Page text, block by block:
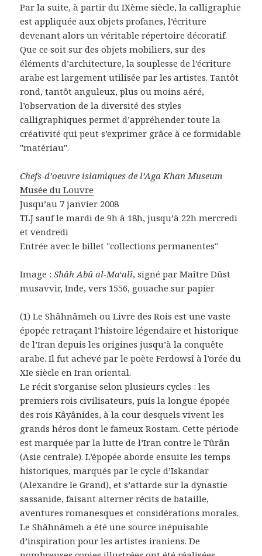
Par la suite, à partir du IXème siècle, la calligraphie
est appliquée aux objets profanes, l’écriture
devenant alors un véritable répertoire décoratif.
Que ce soit sur des objets mobiliers, sur des
éléments d’architecture, la souplesse de l’écriture
arabe est largement utilisée par les artistes. Tantôt
rond, tantôt anguleux, plus ou moins aéré,
l’observation de la diversité des styles
calligraphiques permet d’appréhender toute la
créativité qui peut s’exprimer grâce à ce formidable
"matériau".
Chefs-d’oeuvre islamiques de l’Aga Khan Museum
Musée du Louvre
Jusqu’au 7 janvier 2008
TLJ sauf le mardi de 9h à 18h, jusqu’à 22h mercredi
et vendredi
Entrée avec le billet "collections permanentes"
Image :Shâh Abû al-Ma‘alî, signé par Maître Dûst
musavvir, Inde, vers 1556, gouache sur papier
(1) Le Shâhnâmeh ou Livre des Rois est une vaste
épopée retraçant l’histoire légendaire et historique
de l’Iran depuis les origines jusqu’à la conquête
arabe. Il fut achevé par le poète Ferdowsî à l’orée du
XIe siècle en Iran oriental.
Le récit s’organise selon plusieurs cycles : les
premiers rois civilisateurs, puis la longue épopée
des rois Kâyânides, à la cour desquels vivent les
grands héros dont le fameux Rostam. Cette période
est marquée par la lutte de l’Iran contre le Tûrân
(Asie centrale). L’épopée aborde ensuite les temps
historiques, marqués par le cycle d’Iskandar
(Alexandre le Grand), et s’attarde sur la dynastie
sassanide, faisant alterner récits de bataille,
aventures romanesques et considérations morales.
Le Shâhnâmeh a été une source inépuisable
d’inspiration pour les artistes iraniens. De